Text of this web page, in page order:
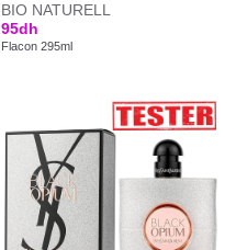
BIO NATURELL
95dh
Flacon 295ml